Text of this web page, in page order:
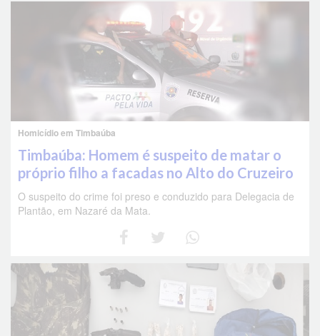
Homicídio em Timbaúba
Timbaúba: Homem é suspeito de matar o
próprio filho a facadas no Alto do Cruzeiro
O suspeito do crime foi preso e conduzido para Delegacia de
Plantão, em Nazaré da Mata.